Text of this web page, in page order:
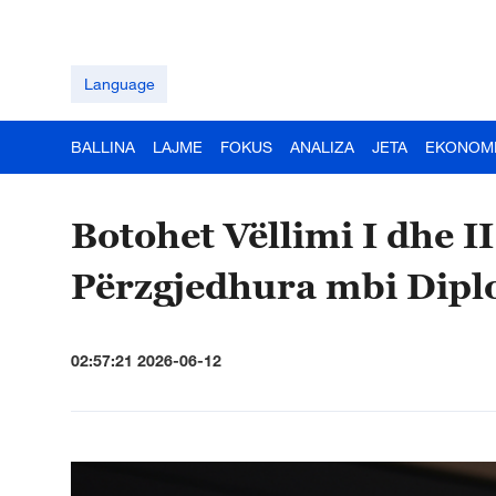
Language
BALLINA LAJME FOKUS ANALIZA JETA
Botohet Vëllimi I dhe II
Përzgjedhura mbi
02:57:21 2026-06-12